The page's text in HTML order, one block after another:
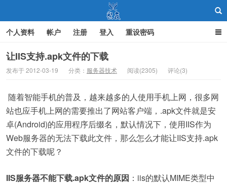
个人资料 帐户 注册 登入 重设密码
让IIS支持.apk文件的下载
发布于 2012-03-19 分类： 服务器技术 阅读(2305) 评论(3)
随着智能手机的普及，越来越多的人使用手机上网，很多网
站也应手机上网的需要推出了网站客户端，.apk文件就是安
卓(Android)的应用程序后缀名，默认情况下，使用IIS作为
Web服务器的无法下载此文件，那么怎么才能让IIS支持.apk
文件的下载呢？
IIS服务器不能下载.apk文件的原因 ：iis的默认MIME类型中